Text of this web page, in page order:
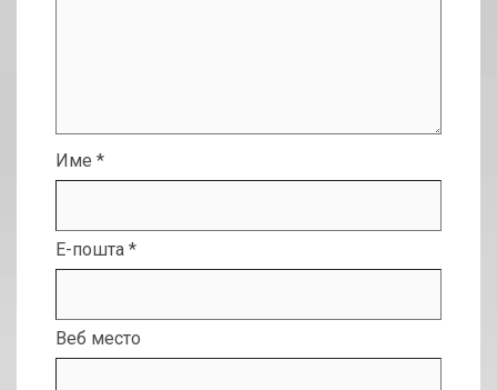
Име *
Е-пошта *
Веб место